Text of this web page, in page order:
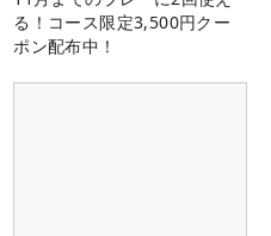
る！コース限定3,500円クー
ポン配布中！